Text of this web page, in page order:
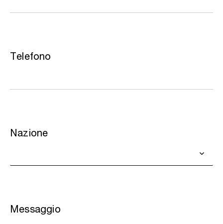
Telefono
Nazione
Messaggio